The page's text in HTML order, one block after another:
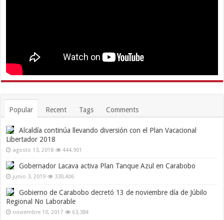
Popular Recent Tags Comments
Alcaldía continúa llevando diversión con el Plan Vacacional
Libertador 2018
agosto 13, 2018 444,901
Gobernador Lacava activa Plan Tanque Azul en Carabobo
junio 3, 2019 330,406
Gobierno de Carabobo decretó 13 de noviembre día de Júbilo
Regional No Laborable
noviembre 10, 2017 63,384